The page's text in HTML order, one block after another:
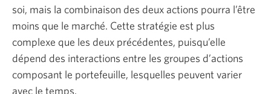
soi, mais la combinaison des deux actions pourra l’être
moins que le marché. Cette stratégie est plus
complexe que les deux précédentes, puisqu’elle
dépend des interactions entre les groupes d’actions
composant le portefeuille, lesquelles peuvent varier
avec le temps.